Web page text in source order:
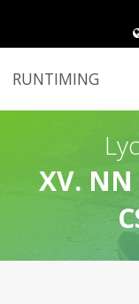
RUNTIMING
XV. NN